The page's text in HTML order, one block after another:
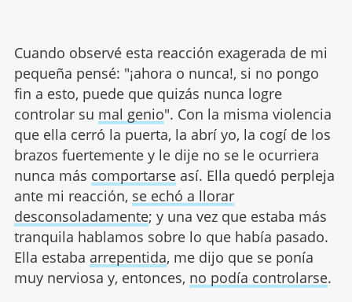
Cuando observé esta reacción exagerada de mi
pequeña pensé: "¡ahora o nunca!, si no pongo
fin a esto, puede que quizás nunca logre
controlar su mal genio". Con la misma violencia
que ella cerró la puerta, la abrí yo, la cogí de los
brazos fuertemente y le dije no se le ocurriera
nunca más comportarseasí. Ella quedó perpleja
ante mi reacción, se echó a llorar
desconsoladamente; y una vez que estaba más
tranquila hablamos sobre lo que había pasado.
Ella estaba arrepentida, me dijo que se ponía
muy nerviosa y, entonces, no podía controlarse.